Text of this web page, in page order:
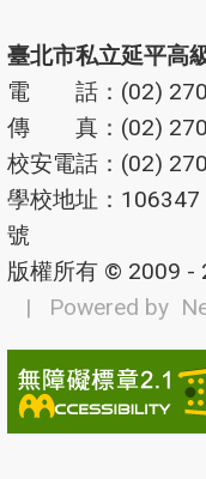
臺北市私立延平高
電 話：(02)
傳 真：(02)
校安電話：(02)
學校地址：
號
版權所有 © 2009 -
| Powered by